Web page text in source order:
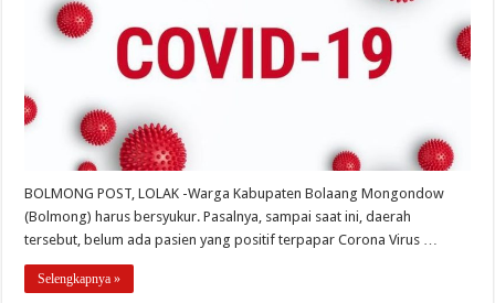
BOLMONG POST, LOLAK -Warga Kabupaten Bolaang Mongondow
(Bolmong) harus bersyukur. Pasalnya, sampai saat ini, daerah
tersebut, belum ada pasien yang positif terpapar Corona Virus …
Selengkapnya »